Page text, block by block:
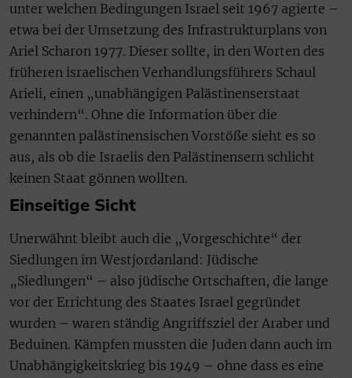
unter welchen Bedingungen Israel seit 1967 agierte –
etwa bei der Umsetzung des Infrastrukturplans von
Ariel Scharon 1977. Dieser sollte, in den Worten des
früheren israelischen Verhandlungsführers Schaul
Arieli, einen „unabhängigen Palästinenserstaat
verhindern“. Ohne die Information über die
genannten palästinensischen Vorstöße sieht es so
aus, als ob die Israelis den Palästinensern schlicht
keinen Staat gönnen wollten.
Einseitige Sicht
Unerwähnt bleibt auch die „Vorgeschichte“ der
Siedlungen im Westjordanland: Jüdische
„Siedlungen“ – also jüdische Ortschaften, die lange
vor der Errichtung des Staates Israel gegründet
wurden – waren ständig Angriffsziel der Araber und
Beduinen. Kämpfen mussten die Juden dann auch im
Unabhängigkeitskrieg bis 1949 – ohne dass es eine